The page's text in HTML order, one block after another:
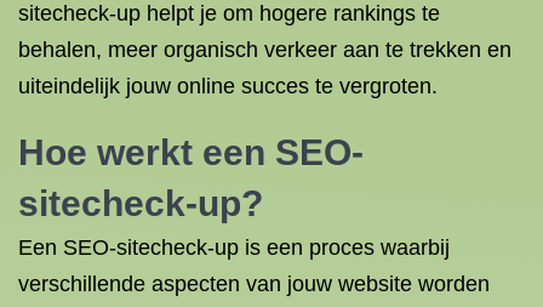
sitecheck-up helpt je om hogere rankings te
behalen, meer organisch verkeer aan te trekken en
uiteindelijk jouw online succes te vergroten.
Hoe werkt een SEO-
sitecheck-up?
Een SEO-sitecheck-up is een proces waarbij
verschillende aspecten van jouw website worden